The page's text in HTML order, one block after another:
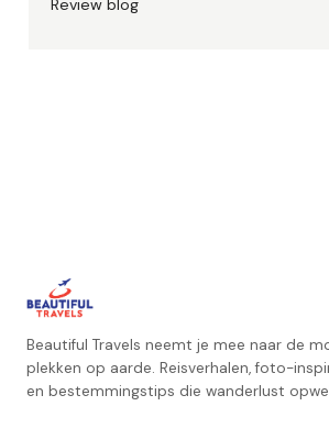
Review blog
Beautiful Travels neemt je mee naar de
plekken op aarde. Reisverhalen, foto-
en bestemmingstips die wanderlust